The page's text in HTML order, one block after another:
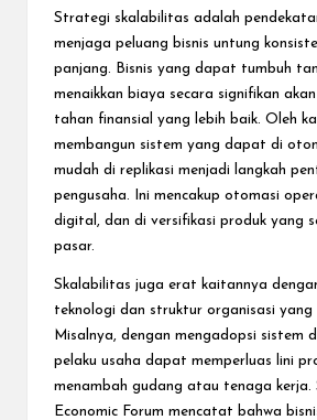
Strategi skalabilitas adalah
menjaga peluang bisnis untung
panjang. Bisnis yang dapat tumbuh
menaikkan biaya secara signifikan
tahan finansial yang lebih baik. Oleh
membangun sistem yang dapat di
mudah di replikasi menjadi langkah
pengusaha. Ini mencakup otomasi
digital, dan di versifikasi produk yang
pasar.
Skalabilitas juga erat kaitannya
teknologi dan struktur organisasi yang
Misalnya, dengan mengadopsi sistem
pelaku usaha dapat memperluas lini
menambah gudang atau tenaga kerja.
Economic Forum mencatat bahwa